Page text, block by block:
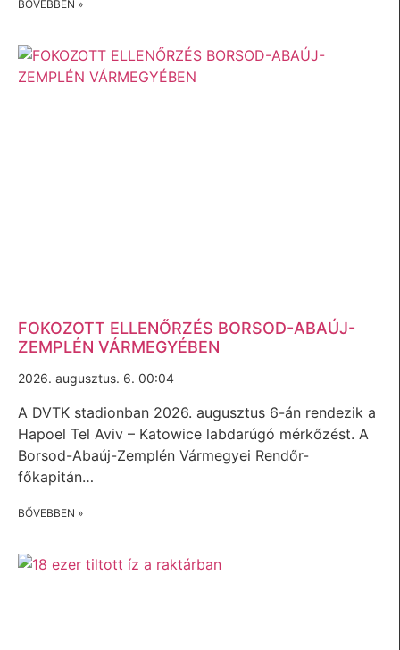
BŐVEBBEN »
FOKOZOTT ELLENŐRZÉS BORSOD-ABAÚJ-
ZEMPLÉN VÁRMEGYÉBEN
2026. augusztus. 6. 00:04
A DVTK stadionban 2026. augusztus 6-án rendezik a
Hapoel Tel Aviv – Katowice labdarúgó mérkőzést. A
Borsod-Abaúj-Zemplén Vármegyei Rendőr-
főkapitán…
BŐVEBBEN »